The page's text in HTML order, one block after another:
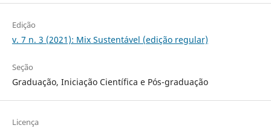
Edição
v. 7 n. 3 (2021): Mix Sustentável (edição regular)
Seção
Graduação, Iniciação Científica e Pós-graduação
Licença